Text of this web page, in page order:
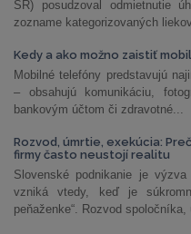
SR) posudzoval odmietnutie
zozname kategorizovaných
Kedy a ako možno zaistiť
Mobilné telefóny predstavujú
– obsahujú komunikáciu,
bankovým účtom či zdravotné...
Rozvod, úmrtie, exekúcia:
firmy často neustojí realitu
Slovenské podnikanie je
vzniká vtedy, keď je
peňaženke“. Rozvod